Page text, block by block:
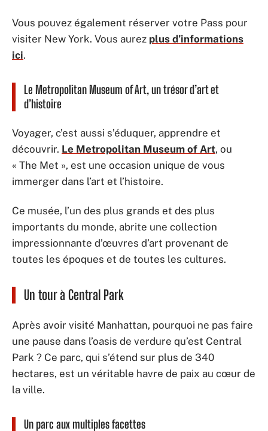
Vous pouvez également réserver votre Pass pour
visiter New York. Vous aurez plus d’informations
ici.
Le Metropolitan Museum of Art, un trésor d’art et
d’histoire
Voyager, c’est aussi s’éduquer, apprendre et
découvrir. Le Metropolitan Museum of Art, ou
« The Met », est une occasion unique de vous
immerger dans l’art et l’histoire.
Ce musée, l’un des plus grands et des plus
importants du monde, abrite une collection
impressionnante d’œuvres d’art provenant de
toutes les époques et de toutes les cultures.
Un tour à Central Park
Après avoir visité Manhattan, pourquoi ne pas faire
une pause dans l’oasis de verdure qu’est Central
Park ? Ce parc, qui s’étend sur plus de 340
hectares, est un véritable havre de paix au cœur de
la ville.
Un parc aux multiples facettes